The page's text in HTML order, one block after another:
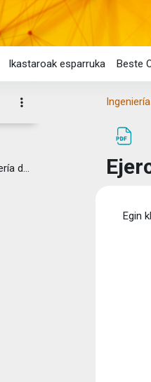
Ikastaroak esparruka Beste
2.- Conceptos Generales en la ingeniería química
4.- Principios básicos del flujo de fluidos
7.- Introducción a la ingeniería de la reacción química
Egin